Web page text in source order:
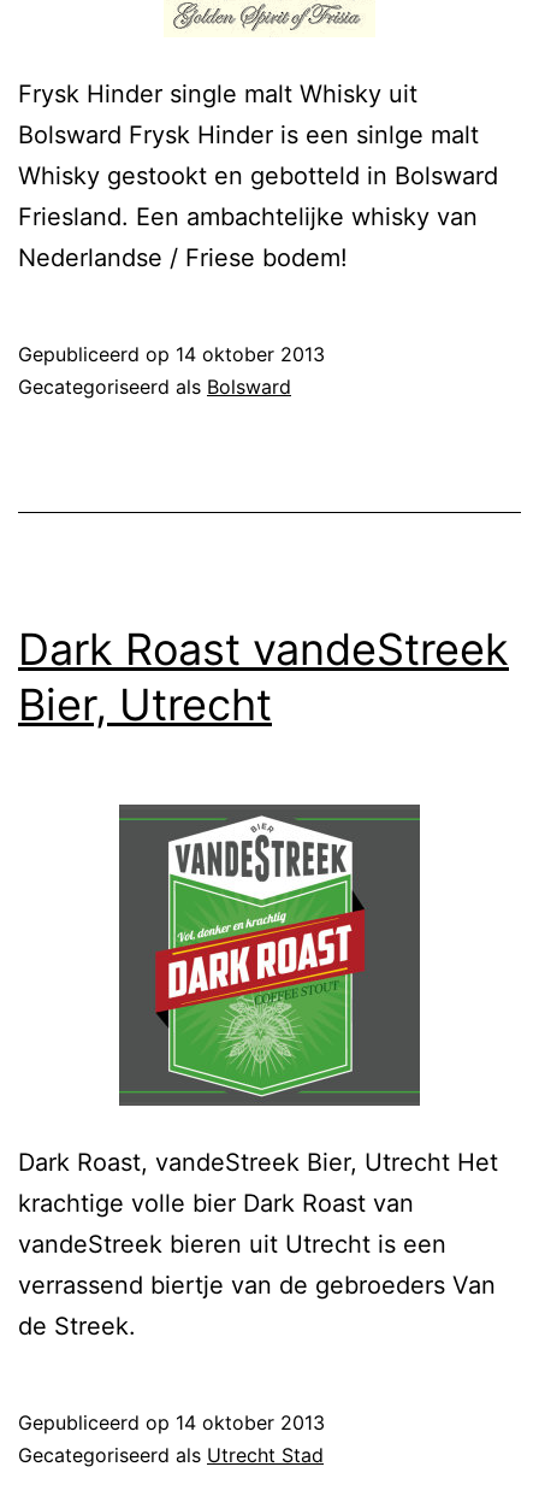
Frysk Hinder single malt Whisky uit
Bolsward Frysk Hinder is een sinlge malt
Whisky gestookt en gebotteld in Bolsward
Friesland. Een ambachtelijke whisky van
Nederlandse / Friese bodem!
Gepubliceerd op 14 oktober 2013
Gecategoriseerd als Bolsward
Dark Roast vandeStreek
Bier, Utrecht
Dark Roast, vandeStreek Bier, Utrecht Het
krachtige volle bier Dark Roast van
vandeStreek bieren uit Utrecht is een
verrassend biertje van de gebroeders Van
de Streek.
Gepubliceerd op 14 oktober 2013
Gecategoriseerd als Utrecht Stad